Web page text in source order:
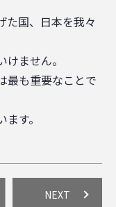
た国、日本を我々
ません。
最も重要なことで
す。
NEXT